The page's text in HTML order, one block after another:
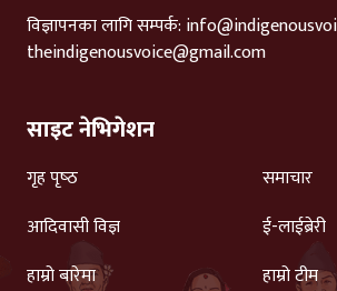
विज्ञापनका लागि सम्पर्क:
theindigenousvoice@gmail.com
साइट नेभिगेशन
गृह पृष्‍ठ
समाचार
आदिवासी विज्ञ
ई-लाईब्रेरी
हाम्रो बारेमा
हाम्रो टीम